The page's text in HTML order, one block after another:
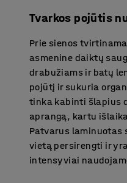
Tvarkos pojūtis
Prie sienos
asmenine daiktų
drabužiams ir batų
pojūtį ir sukuria
tinka kabinti šlapius
aprangą, kartu
Patvarus laminuotas
vietą persirengti ir
intensyviai